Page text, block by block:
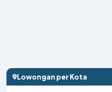
Lowongan per Kota